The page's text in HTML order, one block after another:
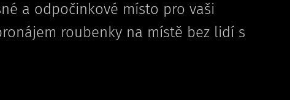
a odpočinkové místo pro vaši
roubenky na místě bez lidí s